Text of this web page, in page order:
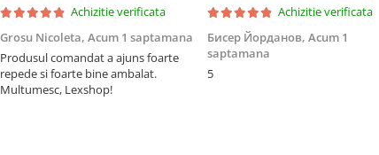
Achizitie verificata
Grosu Nicoleta, Acum 1 saptamana
Produsul comandat a ajuns foarte
repede si foarte bine ambalat.
Multumesc, Lexshop!
Achizitie verificata
Бисер Йорданов, Acum 1
saptamana
5